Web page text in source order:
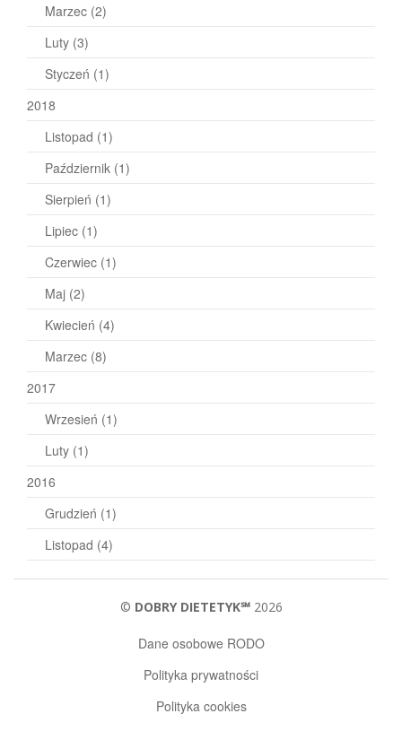
Marzec (2)
Luty (3)
Styczeń (1)
2018
Listopad (1)
Październik (1)
Sierpień (1)
Lipiec (1)
Czerwiec (1)
Maj (2)
Kwiecień (4)
Marzec (8)
2017
Wrzesień (1)
Luty (1)
2016
Grudzień (1)
Listopad (4)
© DOBRY DIETETYK℠2026
Dane osobowe RODO
Polityka prywatności
Polityka cookies